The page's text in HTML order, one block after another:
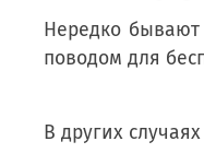
Нередко бывают
поводом для
В других